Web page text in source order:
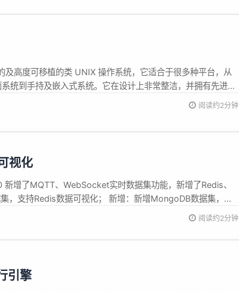
及高度可移植的类 UNIX 操作系统，它适合于很多种平台，从
统到手持及嵌入式系统。它在设计上非常整洁，并拥有先进的
都有口皆碑。用户可通过完整的源代码来获得支持。很多应用
阅读约2分钟
视化
增了MQTT、WebSocket实时数据集功能，新增了Redis、
，支持Redis数据可视化； 新增：新增MongoDB数据集，支
阅读约2分钟
引擎